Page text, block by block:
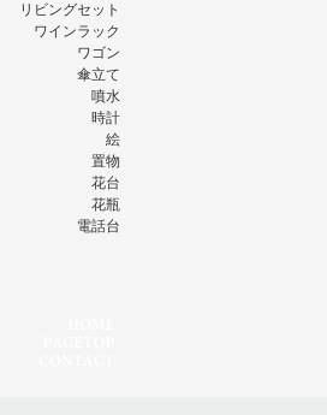
リビングセット
ワインラック
ワゴン
傘立て
噴水
時計
絵
置物
花台
花瓶
電話台